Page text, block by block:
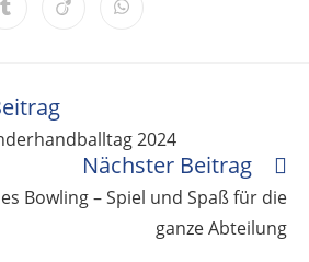
2024
Nächster Beitrag
Bowling – Spiel und Spaß für die
ganze Abteilung